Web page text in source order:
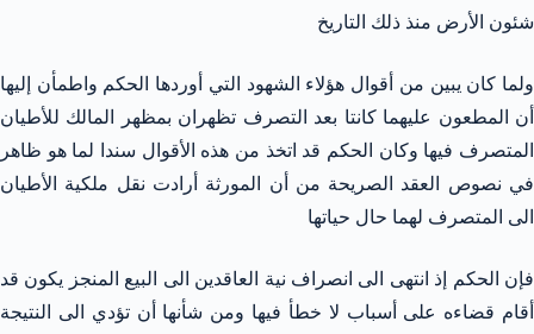
شئون الأرض منذ ذلك التاريخ
ولما كان يبين من أقوال هؤلاء الشهود التي أوردها الحكم واطمأن إليها
أن المطعون عليهما كانتا بعد التصرف تظهران بمظهر المالك للأطيان
المتصرف فيها وكان الحكم قد اتخذ من هذه الأقوال سندا لما هو ظاهر
في نصوص العقد الصريحة من أن المورثة أرادت نقل ملكية الأطيان
الى المتصرف لهما حال حياتها
فإن الحكم إذ انتهى الى انصراف نية العاقدين الى البيع المنجز يكون قد
أقام قضاءه على أسباب لا خطأ فيها ومن شأنها أن تؤدي الى النتيجة